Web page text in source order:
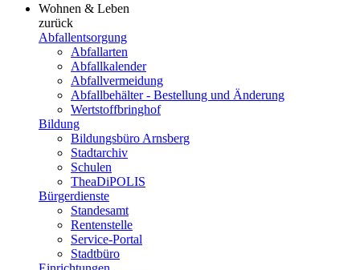
Wohnen & Leben
zurück
Abfallentsorgung
Abfallarten
Abfallkalender
Abfallvermeidung
Abfallbehälter - Bestellung und Änderung
Wertstoffbringhof
Bildung
Bildungsbüro Arnsberg
Stadtarchiv
Schulen
TheaDiPOLIS
Bürgerdienste
Standesamt
Rentenstelle
Service-Portal
Stadtbüro